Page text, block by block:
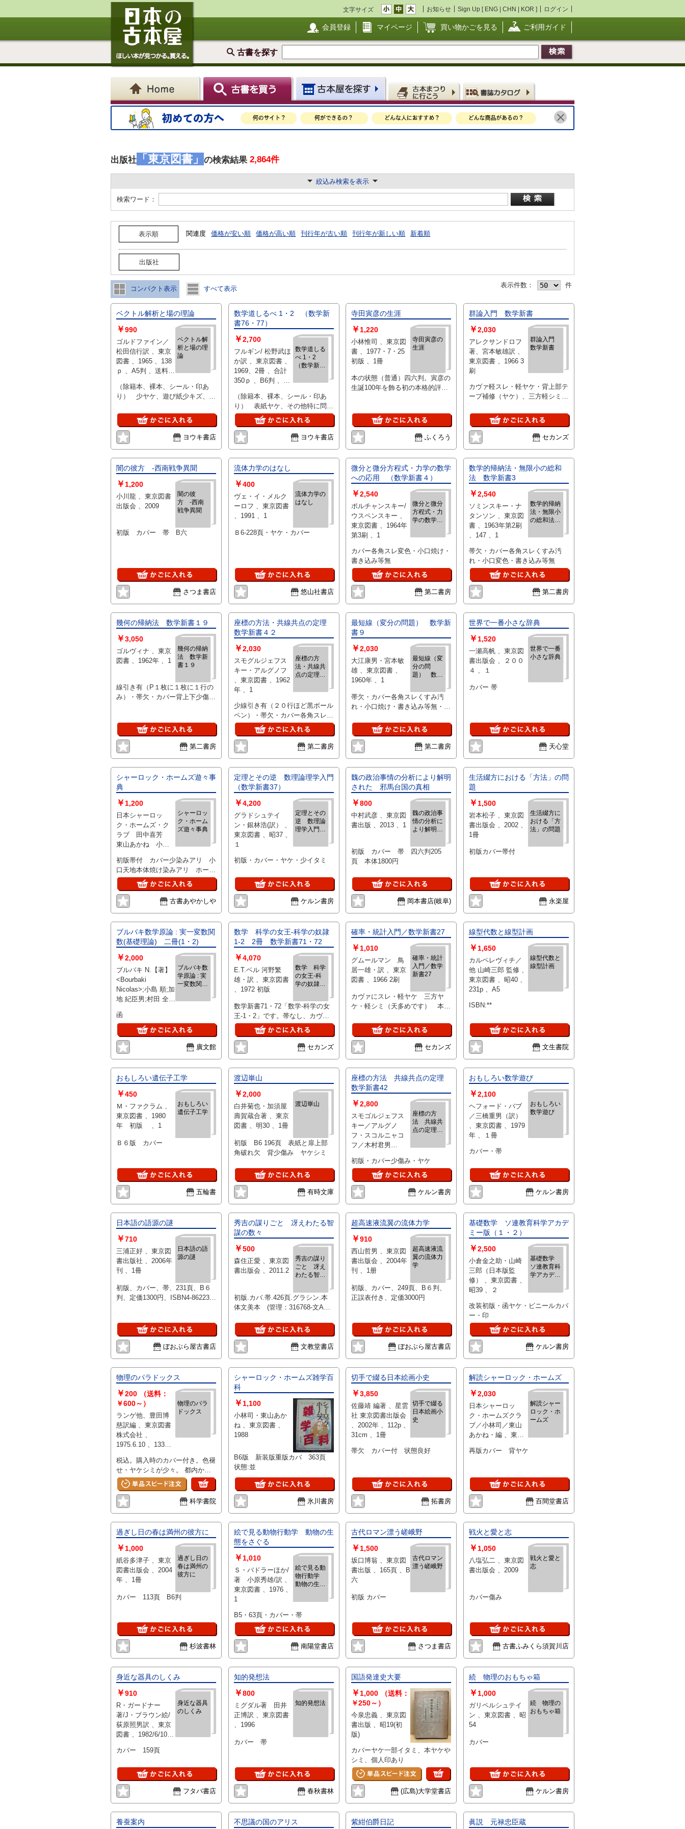
文字サイズ お知らせ Sign Up [ ENG | CHN | KOR ] ログイン
会員登録 マイページ 買い物かごを見る ご利用ガイド
古書を探す
出版社 「東京図書」 の検索結果 2,864件
絞込み検索を表示
検索ワード：
表示順 関連度 価格が安い順 価格が高い順 刊行年が古い順 刊行年が新しい順 新着順
出版社
コンパクト表示 すべて表示 表示件数： 件
ベクトル解析と場の理論
ベクトル解
析と場の理
論
￥990
ゴルドファイン／
松田信行訳 、東京
図書 、1965 、138
ｐ 、A5判 、送料
（除籍本、裸本、シール・印あ
り） 少ヤケ、遊び紙少キズ、そ
ヨウキ書店
数学道しるべ 1・2 （数学新
書76・77）
数学道しる
べ 1・2
（数学新書
￥2,700
フルギン/ 松野武ほ
か訳 、東京図書 、
1969、2冊 、合計
350ｐ 、B6判 、送
（除籍本、裸本、シール・印あ
り） 表紙ヤケ、その他特に問題
なし
ヨウキ書店
寺田寅彦の生涯
寺田寅彦の
生涯
￥ 1,220
小林惟司 、東京図
書 、1977・7・25
初版 、1冊
本の状態（普通）四六判。寅彦の
生誕100年を飾る初の本格的評
遍性そのものである
ふくろう
群論入門 数学新書
群論入門
数学新書
￥2,030
アレクサンドロフ
著、宮本敏雄訳 、
東京図書 、1966 3
刷
カヴァ軽スレ・軽ヤケ・背上部テ
ープ補修（ヤケ）、三方軽シミ、
1966・3刷。
セカンズ
闇の彼方 -西南戦争異聞
闇の彼
方 -西南
戦争異聞
￥ 1,200
小川龍 、東京図書
出版会 、2009
初版 カバー 帯 B六
さつま書店
流体力学のはなし
流体力学の
はなし
￥400
ヴェ・イ・メルク
ーロフ 、東京図書
、1991 、1
Ｂ6-228頁・ヤケ・カバー
悠山社書店
微分と微分方程式・力学の数学
への応用 （数学新書４）
微分と微分
方程式・力
学の数学へ
（数学新書
￥2,540
ポルチャンスキー/
ウスペンスキー 、
東京図書 、1964年
第3刷 、1
カバー各角スレ変色・小口焼け・
書き込み等無
第二書房
数学的帰納法・無限小の総和
法 数学新書3
数学的帰納
法・無限小
の総和法
￥2,540
ソミンスキー・ナ
タンソン 、東京図
書 、1963年第2刷
、147 、1
帯欠・カバー各角スレくすみ汚
れ・小口変色・書き込み等無
第二書房
幾何の帰納法 数学新書１９
幾何の帰納
法 数学新
書１９
￥3,050
ゴルヴィナ 、東京
図書 、1962年 、1
線引き有（P１枚に１枚に１行の
み）・帯欠・カバー背上下少傷
第二書房
座標の方法・共線共点の定理
数学新書４２
座標の方
法・共線共
点の定理
２
￥2,030
スモグルジェフス
キー・アルグノフ
、東京図書 、1962
年 、1
少線引き有（２０行ほど黒ボール
ペン）・帯欠・カバー各角スレ、
くすみ汚れ・小口焼け・14-6併用
第二書房
最短線（変分の問題） 数学新
書９
最短線（変
分の問
題） 数学
￥2,030
大江康男・宮本敏
雄 、東京図書 、
1960年 、1
帯欠・カバー各角スレくすみ汚
れ・小口焼け・書き込み等無・
第二書房
世界で一番小さな辞典
世界で一番
小さな辞典
￥ 1,520
一瀬高帆 、東京図
書出版会 、２００
４ 、１
カバー 帯
天心堂
シャーロック・ホームズ遊々事
典
シャーロッ
ク・ホーム
ズ遊々事典
￥ 1,200
日本シャーロッ
ク・ホームズ・ク
ラブ 田中喜芳
東山あかね 小林
1989
初版帯付 カバー少染みアリ 小
口天地本体焼け染みアリ ホーム
ズ・ワールドのトリビア事典
古書あやかしや
定理とその逆 数理論理学入門
（数学新書37）
定理とその
逆 数理論
理学入門
37）
￥4,200
グラドシュテイ
ン・銀林浩(訳） 、
東京図書 、昭37 、
１
初版・カバー・ヤケ・少イタミ
ケルン書房
魏の政治事情の分析により解明
された 邪馬台国の真相
魏の政治事
情の分析に
より解明さ
台国の真相
￥800
中村武彦 、東京図
書出版 、2013 、1
初版 カバー 帯 四六判205
頁 本体1800円
岡本書店(岐阜)
生活綴方における「方法」の問
題
生活綴方に
おける「方
法」の問題
￥ 1,500
岩本松子 、東京図
書出版会 、2002 、
1冊
初版カバー帯付
永楽屋
ブルバキ数学原論 : 実一変数関
数(基礎理論) 二冊(1・2)
ブルバキ数
学原論 : 実
一変数関数
論) 二冊
￥2,000
ブルバキ N.【著】
<Bourbaki
Nicolas>;小島 順;加
地 紀臣男;村田 全
、1969 、179p 、
21cm(A5) 、2
函
廣文館
数学 科学の女王-科学の奴隷
1-2 2冊 数学新書71・72
数学 科学
の女王-科
学の奴隷1-
学新書71・
72
￥4,070
E.T.ベル 河野繁
雄・訳 、東京図書
、1972 初版
数学新書71・72「数学-科学の女
王-1・2」です。帯なし、カヴァ
にスレ・ヤケ・軽シミ・軽ヨゴ
レ、三方ヤケ・シミ。本軽ヤケ・
軽古書臭、古書店値段票痕、
1972・初版。
セカンズ
確率・統計入門／数学新書27
確率・統計
入門／数学
新書27
￥ 1,010
グムールマン 鳥
居一雄・訳 、東京
図書 、1966 2刷
カヴァにスレ・軽ヤケ 三方ヤ
ケ・軽シミ（天多めです） 本軽
セカンズ
線型代数と線型計画
線型代数と
線型計画
￥ 1,650
カルペレヴィチ／
他 山崎三郎 監修 、
東京図書 、昭40 、
231p 、A5
ISBN:**
文生書院
おもしろい遺伝子工学
おもしろい
遺伝子工学
￥450
Ｍ・ファクラム 、
東京図書 、1980
年 初版 、1
Ｂ６版 カバー
五輪書
渡辺崋山
渡辺崋山
￥2,000
白井菊也・加須屋
壽賀蔵合著 、東京
図書 、明30 、1冊
初版 B6 196頁 表紙と扉上部
角破れ欠 背少傷み ヤケシミ
有時文庫
座標の方法 共線共点の定理
数学新書42
座標の方
法 共線共
点の定理
￥2,800
スモゴルジェフス
キー／アルグノ
フ・スコルニャコ
フ／木村君男
、1962年 、１冊
初版・カバー少傷み・ヤケ
ケルン書房
おもしろい数学遊び
おもしろい
数学遊び
￥2,100
ヘフォード・バブ
／三橋重男（訳）
、東京図書 、1979
年 、１冊
カバー・帯
ケルン書房
日本語の語源の謎
日本語の語
源の謎
￥710
三浦正好 、東京図
書出版社 、2006年
刊 、1冊
初版、カバー、帯、231頁、B６
判、定価1300円、ISBN4-86223-
ぼおぶら屋古書店
秀吉の謀りごと 冴えわたる智
謀の数々
秀吉の謀り
ごと 冴え
わたる智謀
￥500
森住正愛 、東京図
書出版会 、2011.2
初版.カバ.帯.426頁.グラシン.本
体文美本 (管理：316768-文AS-e
文教堂書店
超高速液流翼の流体力学
超高速液流
翼の流体力
学
￥910
西山哲男 、東京図
書出版会 、2004年
刊 、1册
初版、カバー、249頁、B６判、
正誤表付き、定価3000円
ぼおぶら屋古書店
基礎数学 ソ連教育科学アカデ
ミー版（１・２）
基礎数学
ソ連教育科
学アカデミ
２）
￥2,500
小倉金之助・山崎
三郎（日本版監
修） 、東京図書 、
昭39 、２
改装初版・函ヤケ・ビニールカバ
ー・印
ケルン書房
物理のパラドックス
物理のパラ
ドックス
￥200
（送料：
￥600～）
ランゲ他、豊田博
慈訳編 、東京図書
株式会社 、
1975.6.10 、133頁
税込。購入時のカバー付き。色褪
せ・ヤケシミが少々。 都内から
丁寧に梱包して発送致します。
科学書院
シャーロック・ホームズ雑学百
科
￥ 1,100
小林司・東山あか
ね 、東京図書 、
1988
B6版 新装版重版カバ 363頁
状態:並
氷川書房
切手で綴る日本絵画小史
切手で綴る
日本絵画小
史
￥3,850
佐藤靖 編著 、星雲
社 東京図書出版会
、2002年 、112p 、
31cm 、1冊
帯欠 カバー付 状態良好
拓書房
解読シャーロック・ホームズ
解読シャー
ロック・ホ
ームズ
￥2,030
日本シャーロッ
ク・ホームズクラ
ブ／小林司／東山
あかね・編 、東京
冊
再版カバー 背ヤケ
百間堂書店
過ぎし日の春は満州の彼方に
過ぎし日の
春は満州の
彼方に
￥ 1,000
紙谷多津子 、東京
図書出版会 、2004
年 、1冊
カバー 113頁 B6判
杉波書林
絵で見る動物行動学 動物の生
態をさぐる
絵で見る動
物行動学
動物の生態
￥ 1,010
Ｓ・バドラーほか/
著 小原秀雄/訳 、
東京図書 、1976 、
1
B5・63頁・カバー・帯
南陽堂書店
古代ロマン漂う嵯峨野
古代ロマン
漂う嵯峨野
￥1,500
坂口博翁 、東京図
書出版 、165頁 、B
六
初版 カバー
さつま書店
戦火と愛と志
戦火と愛と
志
￥ 1,050
八塩弘二 、東京図
書出版会 、2009
カバー傷み
古書ふみくら須賀川店
身近な器具のしくみ
身近な器具
のしくみ
￥910
R・ガードナー
著/J・ブラウン絵/
荻原照男訳 、東京
図書 、1982/6/10
カバー 159頁
フタバ書店
知的発想法
知的発想法
￥800
ミグダル著 田井
正博訳 、東京図書
、1996
カバー 帯
春秋書林
国語発達史大要
￥1,000
（送料：
￥250～）
今泉忠義 、東京図
書出版 、昭19(初
版)
カバーヤケ一部イタミ、本ヤケや
シミ、個人印あり
(広島)大学堂書店
続 物理のおもちゃ箱
続 物理の
おもちゃ箱
￥ 1,000
ガリペルシュテイ
ン 、東京図書 、昭
54
カバー
ケルン書房
養蚕案内 不思議の国のアリス 紫紺伯爵日記 眞説 元禄忠臣蔵